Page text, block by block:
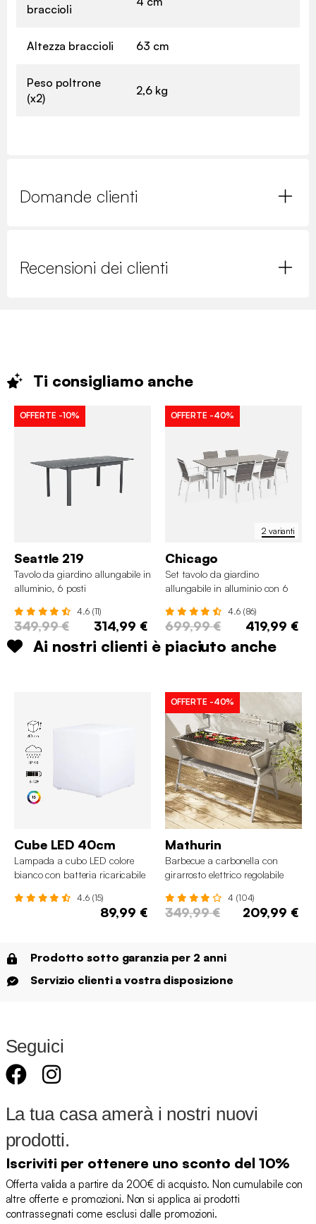
braccioli
Altezza braccioli 63 cm
Peso poltrone
(x2)
2,6 kg
Domande clienti
Recensioni dei clienti
Ti consigliamo anche
OFFERTE -10%
Seattle 219
Tavolo da giardino allungabile in
alluminio, 6 posti
4.6 (11)
349,99 € 314,99 €
2 varianti
OFFERTE -40%
Chicago
Set tavolo da giardino
allungabile in alluminio con 6
4.6 (86)
699,99 € 419,99 €
Ai nostri clienti è piaciuto anche
Cube LED 40cm
Lampada a cubo LED colore
bianco con batteria ricaricabile
4.6 (15)
89,99 €
OFFERTE -40%
Mathurin
Barbecue a carbonella con
girarrosto elettrico regolabile
4 (104)
349,99 € 209,99 €
Prodotto sotto garanzia per 2 anni
Servizio clienti a vostra disposizione
Seguici
La tua casa amerà i nostri nuovi
prodotti.
Iscriviti per ottenere uno sconto del 10%
Offerta valida a partire da 200€ di acquisto. Non cumulabile con
altre offerte e promozioni. Non si applica ai prodotti
contrassegnati come esclusi dalle promozioni.